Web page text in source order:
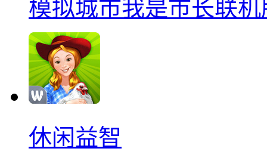
模拟城市我是巿长联机
休闲益智